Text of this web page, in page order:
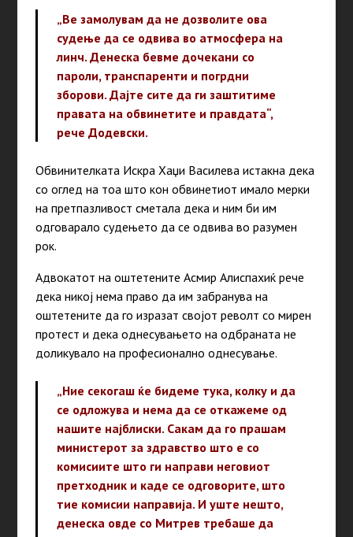
„Ве замолувам да не дозволите ова
судење да се одвива во атмосфера на
линч. Денеска бевме дочекани со
пароли, транспаренти и погрдни
зборови. Дајте сите да ги заштитиме
правата на обвинетите и правдата“,
рече Додевски.
Обвинителката Искра Хаџи Василева истакна дека
со оглед на тоа што кон обвинетиот имало мерки
на претпазливост сметала дека и ним би им
одговарало судењето да се одвива во разумен
рок.
Адвокатот на оштетените Асмир Алиспахиќ рече
дека никој нема право да им забранува на
оштетените да го изразат својот револт со мирен
протест и дека однесувањето на одбраната не
доликувало на професионално однесување.
„Ние секогаш ќе бидеме тука, колку и да
се одложува и нема да се откажеме од
нашите најблиски. Сакам да го прашам
министерот за здравство што е со
комисиите што ги направи неговиот
претходник и каде се одговорите, што
тие комисии направија. И уште нешто,
денеска овде со Митрев требаше да